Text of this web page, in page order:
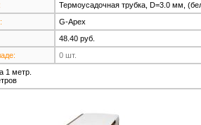
Термоусадочная трубка, D=3.0 мм,
G-Apex
48.40 руб.
0 шт.
1 метр.